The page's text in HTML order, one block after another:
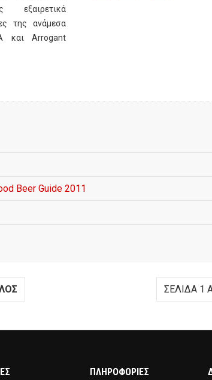
εξαιρετικά
της ανάμεσα
και Arrogant
Beer Guide 2011
ΣΕΛΊΔΑ 1
ΠΛΗΡΟΦΟΡΙΕΣ